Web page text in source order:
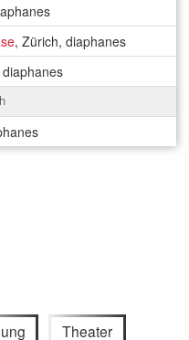
, Zürich, diaphanes
Theater